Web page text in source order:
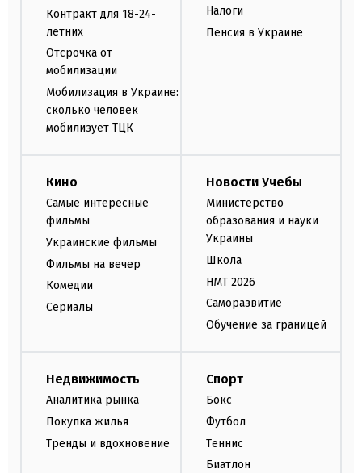
Контракт для 18-24-
летних
Отсрочка от
мобилизации
Мобилизация в Украине:
сколько человек
мобилизует ТЦК
Налоги
Пенсия в Украине
Кино
Самые интересные
фильмы
Украинские фильмы
Фильмы на вечер
Комедии
Сериалы
Новости Учебы
Министерство
образования и науки
Украины
Школа
НМТ 2026
Саморазвитие
Обучение за границей
Недвижимость
Аналитика рынка
Покупка жилья
Тренды и вдохновение
Спорт
Бокс
Футбол
Теннис
Биатлон